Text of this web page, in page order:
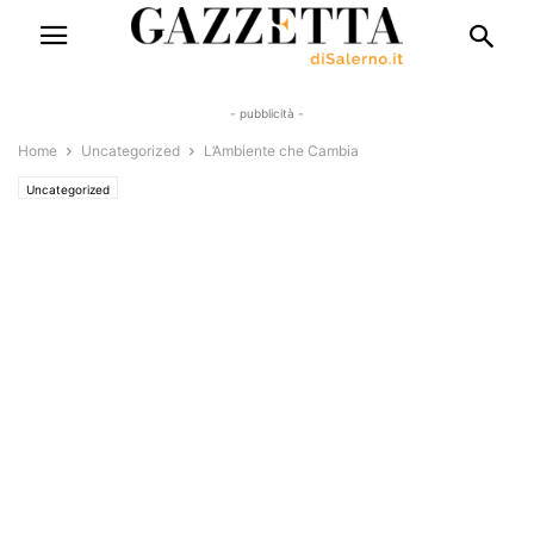
- pubblicità -
Home Uncategorized L’Ambiente che Cambia
Uncategorized